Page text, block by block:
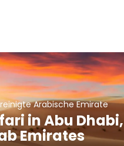
Arabische Emirate
in Abu Dhabi,
Emirates